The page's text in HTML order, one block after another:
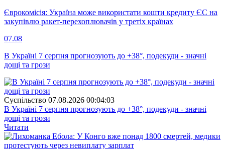
Єврокомісія: Україна може використати кошти кредиту ЄС на
закупівлю ракет-перехоплювачів у третіх країнах
07.08
В Україні 7 серпня прогнозують до +38°, подекуди - значні
дощі та грози
Суспiльство 07.08.2026 00:04:03
В Україні 7 серпня прогнозують до +38°, подекуди - значні
дощі та грози
Читати